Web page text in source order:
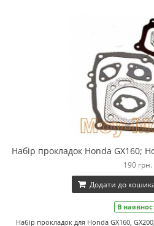
Набір прокладок Honda GX160;
190 грн.
Додати до
В
Набір прокладок для Honda GX160,